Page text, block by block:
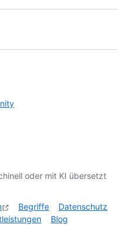
oder mit KI übersetzt
Begriffe
Datenschutz
Blog